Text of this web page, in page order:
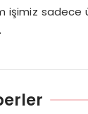
işimiz